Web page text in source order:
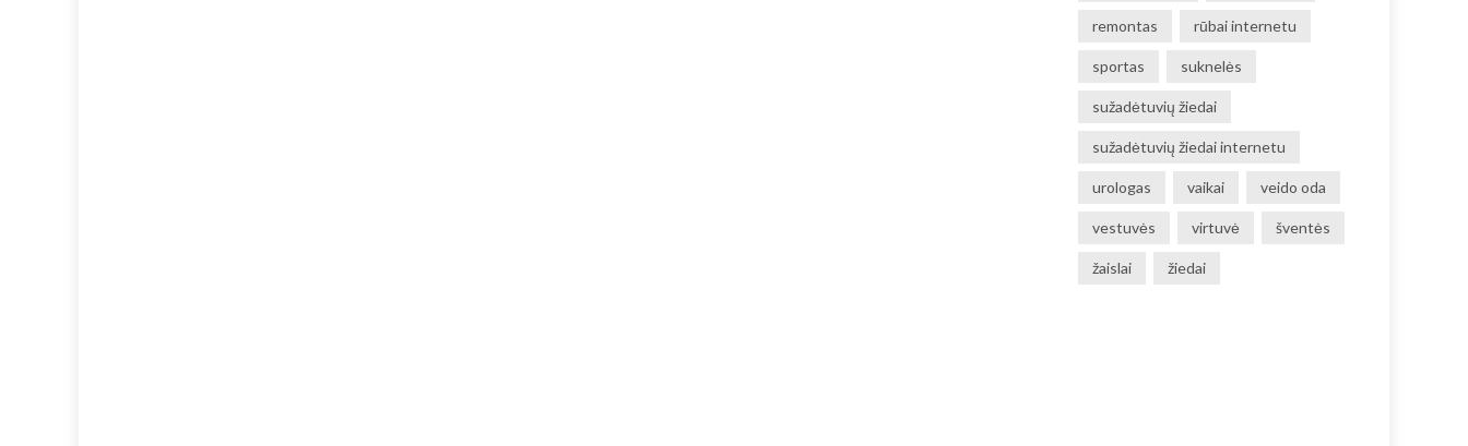
remontas rūbai internetu
sportas suknelės
sužadėtuvių žiedai
sužadėtuvių žiedai internetu
urologas vaikai veido oda
vestuvės virtuvė šventės
žaislai žiedai